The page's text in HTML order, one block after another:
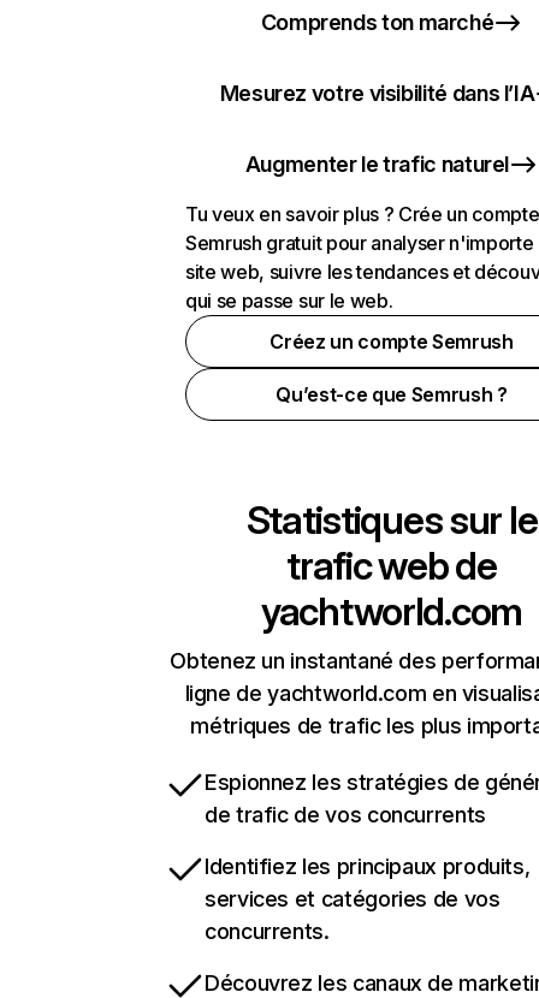
Comprends ton marché
Mesurez votre visibilité dans l’IA
Augmenter le trafic naturel
Tu veux en savoir plus ? Crée un compte
Semrush gratuit pour analyser n'importe
site web, suivre les tendances et
qui se passe sur le web.
Créez un compte Semrush
Qu’est-ce que Semrush ?
Statistiques sur le
trafic web de
yachtworld.com
Obtenez un instantané des
ligne de yachtworld.com en
métriques de trafic les plus
Espionnez les stratégies de
de trafic de vos concurrents
Identifiez les principaux produits,
services et catégories de vos
concurrents.
Découvrez les canaux de